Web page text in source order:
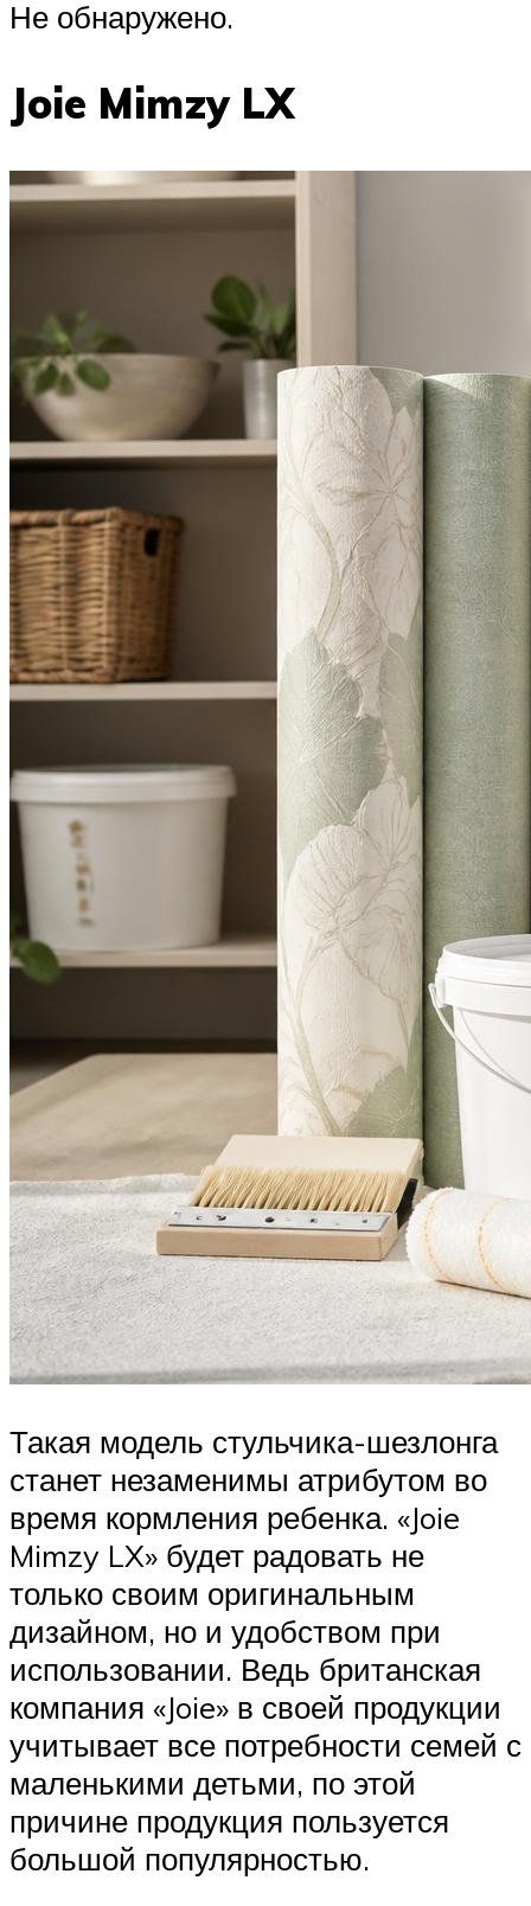
Не обнаружено.
Joie Mimzy LX
Такая модель стульчика-шезлонга
станет незаменимы атрибутом во
время кормления ребенка. «Joie
Mimzy LX» будет радовать не
только своим оригинальным
дизайном, но и удобством при
использовании. Ведь британская
компания «Joie» в своей продукции
учитывает все потребности семей с
маленькими детьми, по этой
причине продукция пользуется
большой популярностью.